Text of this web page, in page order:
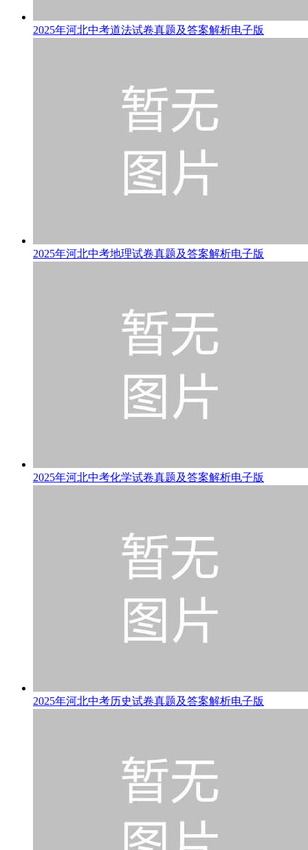
2025年河北中考道法试卷真题及答案解析电子版
2025年河北中考地理试卷真题及答案解析电子版
2025年河北中考化学试卷真题及答案解析电子版
2025年河北中考历史试卷真题及答案解析电子版